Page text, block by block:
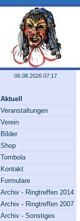
06.08.2026 07:17
Aktuell
Veranstaltungen
Verein
Bilder
Shop
Tombola
Kontakt
Formulare
Archiv - Ringtreffen 2014
Archiv - Ringtreffen 2007
Archiv - Sonstiges